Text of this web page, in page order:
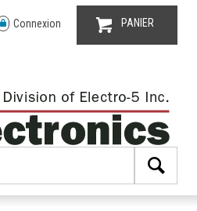
Connexion PANIER